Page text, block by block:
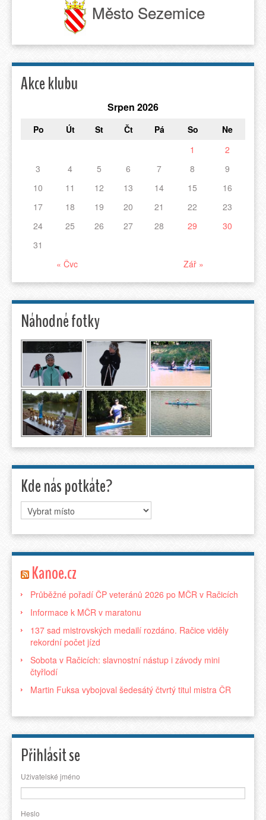
Město Sezemice
Akce klubu
Srpen 2026
Po Út St Čt Pá So
Ne
1
2
3
4 5 6 7 8
9
10
11 12 13 14 15
16
17
18 19 20 21 22
23
24
25 26 27 28 29
30
31
« Čvc
Zář »
Náhodné fotky
Kde nás potkáte?
Kanoe.cz
Průběžné pořadí ČP veteránů 2026 po MČR v Račicích
Informace k MČR v maratonu
137 sad mistrovských medailí rozdáno. Račice viděly
rekordní počet jízd
Sobota v Račicích: slavnostní nástup i závody mini
čtyřlodí
Martin Fuksa vybojoval šedesátý čtvrtý titul mistra ČR
Přihlásit se
Uživatelské jméno
Heslo